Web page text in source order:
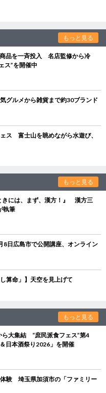
もっと見る
品を一斉投入 名店監修から冷
ス”を開催中
グルメから雑貨まで約30ブランド
ス 富士山を眺めながら水遊び、
もっと見る
きには、まず、漢方！』 漢方三
執筆
日広島市で公開講座、オンライン
算命」】天空を見上げて
もっと見る
ら大集結 “庶民派食フェス”第4
日本酒祭り2026」を開催
験 埼玉県加須市の「ファミリー